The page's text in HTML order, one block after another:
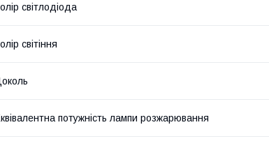
світлодіода
світіння
потужність лампи розжарювання